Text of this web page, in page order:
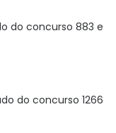
do concurso 883 e
do concurso 1266